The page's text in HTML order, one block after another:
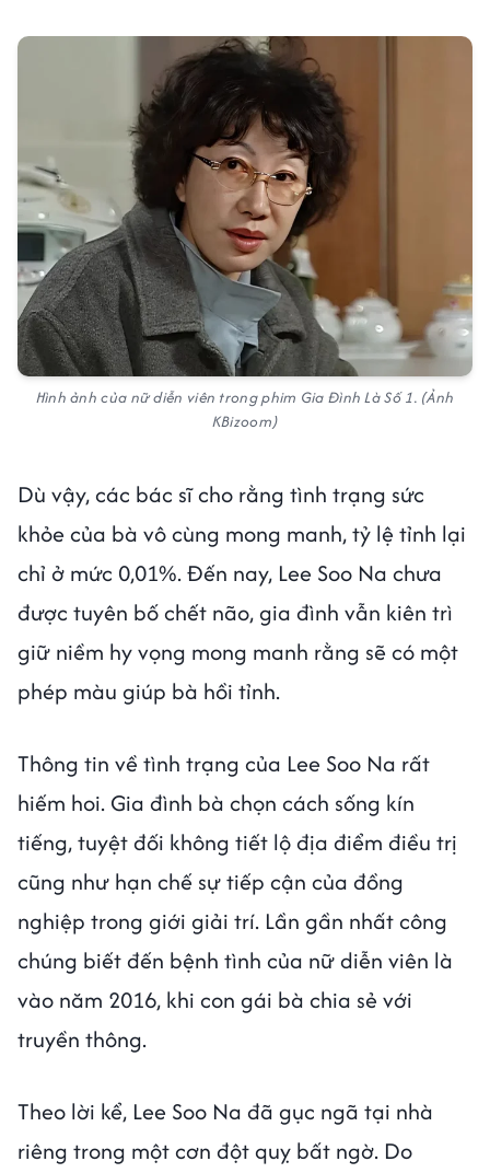
Hình ảnh của nữ diễn viên trong phim Gia Đình Là Số 1. (Ảnh
KBizoom)
Dù vậy, các bác sĩ cho rằng tình trạng sức
khỏe của bà vô cùng mong manh, tỷ lệ tỉnh lại
chỉ ở mức 0,01%. Đến nay, Lee Soo Na chưa
được tuyên bố chết não, gia đình vẫn kiên trì
giữ niềm hy vọng mong manh rằng sẽ có một
phép màu giúp bà hồi tỉnh.
Thông tin về tình trạng của Lee Soo Na rất
hiếm hoi. Gia đình bà chọn cách sống kín
tiếng, tuyệt đối không tiết lộ địa điểm điều trị
cũng như hạn chế sự tiếp cận của đồng
nghiệp trong giới giải trí. Lần gần nhất công
chúng biết đến bệnh tình của nữ diễn viên là
vào năm 2016, khi con gái bà chia sẻ với
truyền thông.
Theo lời kể, Lee Soo Na đã gục ngã tại nhà
riêng trong một cơn đột quỵ bất ngờ. Do